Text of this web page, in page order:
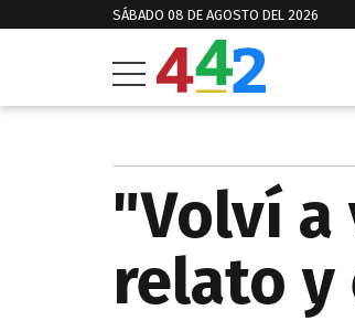
SÁBADO 08 DE AGOSTO DEL 2026
"Volví a
relato y